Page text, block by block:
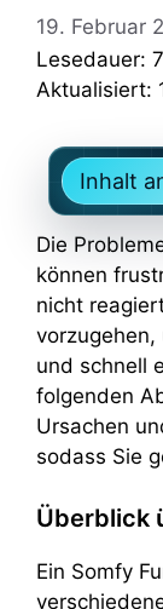
19. Februar
Lesedauer:
Aktualisiert:
Inhalt
Die
können
nicht
und schnell
folgenden
Ursachen
sodass Sie
Überblick
Ein Somfy